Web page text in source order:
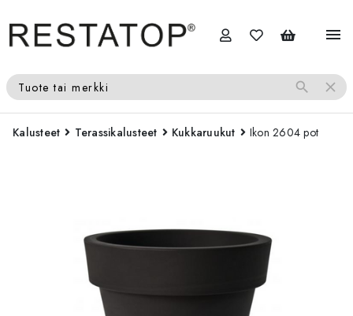
menu
Tuote tai merkki search close
Kalusteet Terassikalusteet Kukkaruukut Ikon 2604 pot